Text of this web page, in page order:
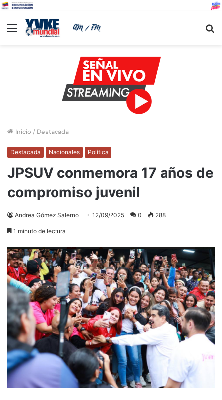
Menu
Inicio / Destacada
Destacada Nacionales Política
JPSUV conmemora 17 años de
compromiso juvenil
Andrea Gómez Salerno 12/09/2025 0 288
1 minuto de lectura